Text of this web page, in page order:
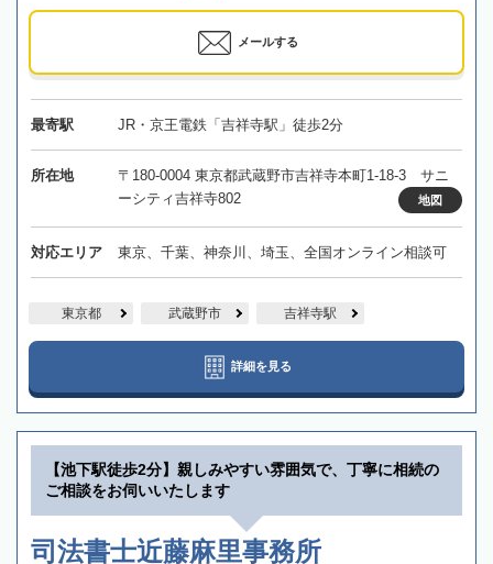
メールする
最寄駅 JR・京王電鉄「吉祥寺駅」徒歩2分
所在地
〒180-0004 東京都武蔵野市吉祥寺本町1-18-3 サニ
ーシティ吉祥寺802
地図
対応エリア 東京、千葉、神奈川、埼玉、全国オンライン相談可
東京都 武蔵野市 吉祥寺駅
詳細を見る
【池下駅徒歩2分】親しみやすい雰囲気で、丁寧に相続の
ご相談をお伺いいたします
司法書士近藤麻里事務所